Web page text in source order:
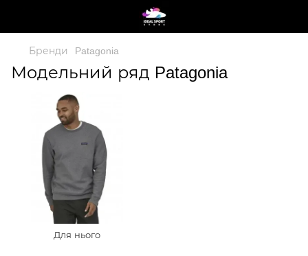
Бренди Patagonia
Модельний ряд Patagonia
Для нього